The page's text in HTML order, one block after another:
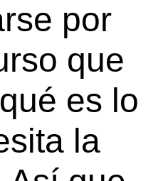
por
que
es lo
la